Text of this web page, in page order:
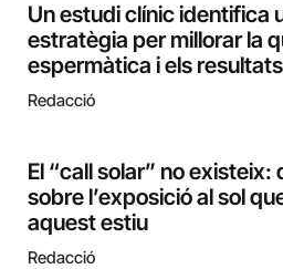
Un estudi clínic identifica
estratègia per millorar la
espermàtica i els
Redacció
El “call solar” no
sobre l’exposició al sol
aquest estiu
Redacció